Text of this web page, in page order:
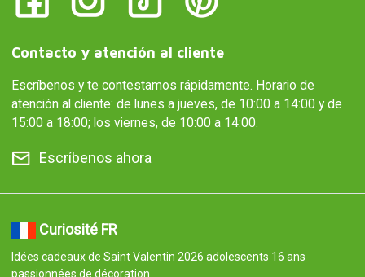
Contacto y atención al cliente
Escríbenos y te contestamos rápidamente. Horario de
atención al cliente: de lunes a jueves, de 10:00 a 14:00 y de
15:00 a 18:00; los viernes, de 10:00 a 14:00.
Escríbenos ahora
Curiosité FR
Idées cadeaux de Saint Valentin 2026 adolescents 16 ans
passionnées de décoration